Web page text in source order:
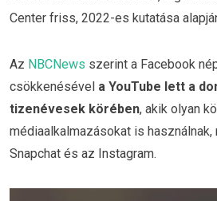
Center friss, 2022-es kutatása
Az NBCNews szerint a Facebook
csökkenésével a YouTube lett a
tizenévesek körében, akik olyan
médiaalkalmazásokat is használnak,
Snapchat és az Instagram.